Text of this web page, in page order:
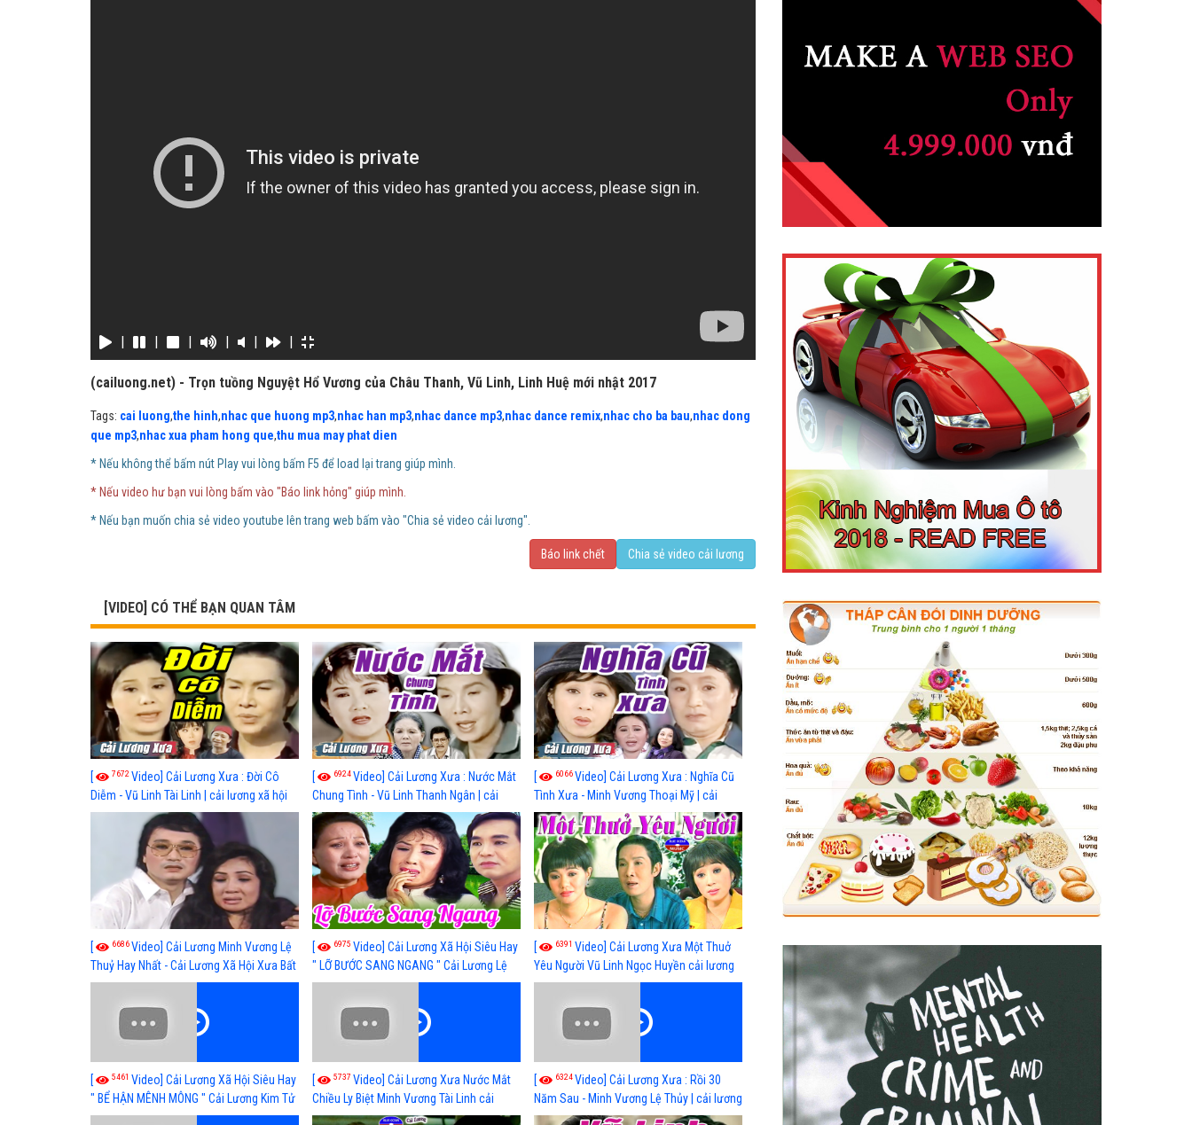
| | | | | |
(cailuong.net) - Trọn tuồng Nguyệt Hổ Vương của Châu Thanh, Vũ Linh, Linh Huệ mới nhật 2017
Tags: cai luong,the hinh,nhac que huong mp3,nhac han mp3,nhac dance mp3,nhac dance remix,nhac cho ba bau,nhac dong
que mp3,nhac xua pham hong que,thu mua may phat dien
* Nếu không thể bấm nút Play vui lòng bấm F5 để load lại trang giúp mình.
* Nếu video hư bạn vui lòng bấm vào "Báo link hỏng" giúp mình.
* Nếu bạn muốn chia sẻ video youtube lên trang web bấm vào "Chia sẻ video cải lương".
Báo link chết Chia sẻ video cải lương
[VIDEO] CÓ THỂ BẠN QUAN TÂM
[ 7672 Video] Cải Lương Xưa : Đời Cô
Diễm - Vũ Linh Tài Linh | cải lương xã hội
hay nhất
[ 6924Video] Cải Lương Xưa : Nước Mắt
Chung Tình - Vũ Linh Thanh Ngân | cải
lương xã hội hay nhất
[ 6066Video] Cải Lương Xưa : Nghĩa Cũ
Tình Xưa - Minh Vương Thoại Mỹ | cải
lương xã hội hay nhất
[ 6686Video] Cải Lương Minh Vương Lệ
Thuỷ Hay Nhất - Cải Lương Xã Hội Xưa Bất
Hủ
[ 6975 Video] Cải Lương Xã Hội Siêu Hay
" LỠ BƯỚC SANG NGANG " Cải Lương Lệ
Thuỷ, Thanh Tuấn, Hồng Nga
[ 6391 Video] Cải Lương Xưa Một Thuở
Yêu Người Vũ Linh Ngọc Huyền cải lương
xã hội hay nhất
[ 5461 Video] Cải Lương Xã Hội Siêu Hay
" BỂ HẬN MÊNH MÔNG " Cải Lương Kim Tử
Long, Thanh Ngân Hay Nhất
[ 5737 Video] Cải Lương Xưa Nước Mắt
Chiều Ly Biệt Minh Vương Tài Linh cải
lương xã hội hay nhất
[ 6324Video] Cải Lương Xưa : Rồi 30
Năm Sau - Minh Vương Lệ Thủy | cải lương
xã hội hay nhất
Powered bynetcore.vn